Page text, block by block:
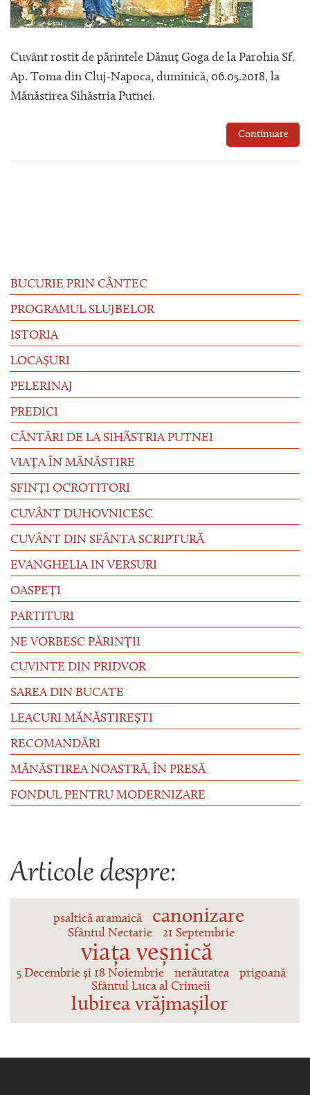
Cuvânt rostit de părintele Dănuț Goga de la Parohia Sf.
Ap. Toma din Cluj-Napoca, duminică, 06.05.2018, la
Mănăstirea Sihăstria Putnei.
Continuare
BUCURIE PRIN CÂNTEC
PROGRAMUL SLUJBELOR
ISTORIA
LOCAȘURI
PELERINAJ
PREDICI
CÂNTĂRI DE LA SIHĂSTRIA PUTNEI
VIAȚA ÎN MĂNĂSTIRE
SFINȚI OCROTITORI
CUVÂNT DUHOVNICESC
CUVÂNT DIN SFÂNTA SCRIPTURĂ
EVANGHELIA IN VERSURI
OASPEȚI
PARTITURI
NE VORBESC PĂRINȚII
CUVINTE DIN PRIDVOR
SAREA DIN BUCATE
LEACURI MĂNĂSTIREȘTI
RECOMANDĂRI
MĂNĂSTIREA NOASTRĂ, ÎN PRESĂ
FONDUL PENTRU MODERNIZARE
Articole despre:
psaltică aramaică canonizare
Sfântul Nectarie 21 Septembrie
viața veșnică
5 Decembrie și 18 Noiembrie nerăutatea
prigoană
Sfântul Luca al Crimeii
Iubirea vrăjmașilor